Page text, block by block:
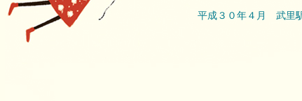
平成３０年４月 武里